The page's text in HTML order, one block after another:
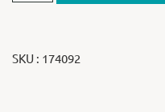
SKU : 174092